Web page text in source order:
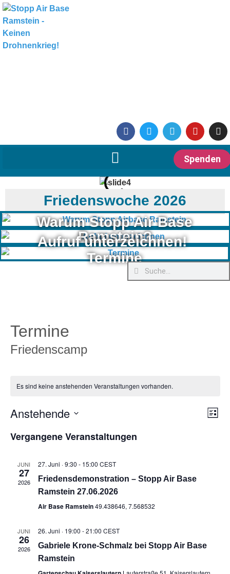
Spenden
Friedenswoche 2026
Warum Stopp Air Base
Ramstein?
Aufruf unterzeichnen!
Termine
Termine
Friedenscamp
Es sind keine anstehenden Veranstaltungen vorhanden.
Liste
Anstehende
wählen.
Vergangene Veranstaltungen
JUNI
27
2026
27. Juni · 9:30 - 15:00 CEST
Friedensdemonstration – Stopp Air Base
Ramstein 27.06.2026
Air Base Ramstein49.438646, 7.568532
JUNI
26
2026
26. Juni · 19:00 -21:00 CEST
Gabriele Krone-Schmalz bei Stopp Air Base
Ramstein